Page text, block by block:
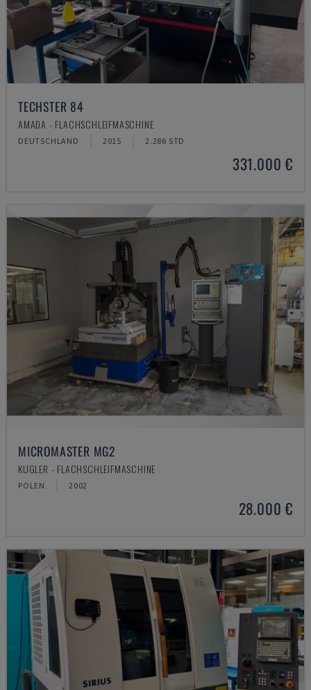
TECHSTER 84
AMADA - FLACHSCHLEIFMASCHINE
DEUTSCHLAND 2015 2.286 STD
331.000 €
MICROMASTER MG2
KUGLER - FLACHSCHLEIFMASCHINE
POLEN 2002
28.000 €